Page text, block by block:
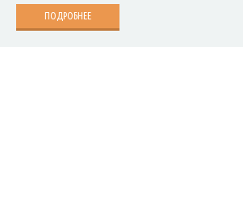
ПОДРОБНЕЕ